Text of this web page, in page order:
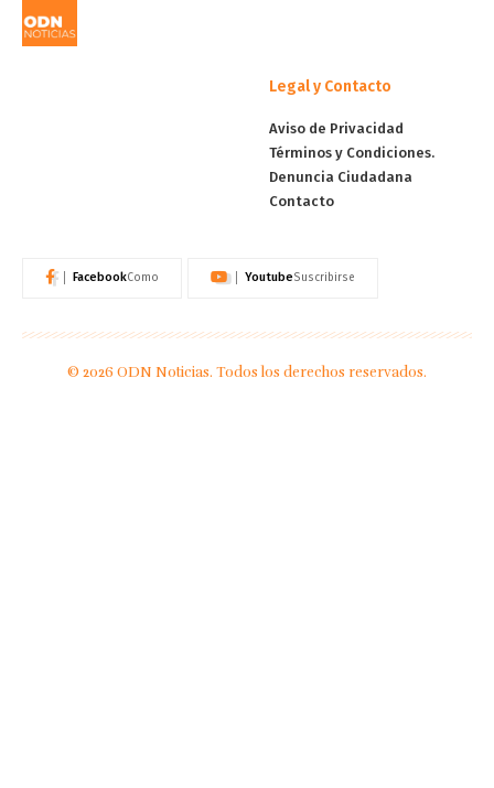
Legal y Contacto
Aviso de Privacidad
Términos y Condiciones.
Denuncia Ciudadana
Contacto
FacebookComo YoutubeSuscribirse
© 2026 ODN Noticias. Todos los derechos reservados.